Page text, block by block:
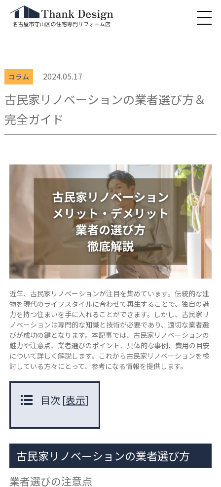
コラム 2024.05.17
古民家リノベーションの業者選び方＆
完全ガイド
近年、古民家リノベーションが注目を集めています。伝統的な建
物を現代のライフスタイルに合わせて再生することで、独自の魅
力を持つ住まいを手に入れることができます。しかし、古民家リ
ノベーションは専門的な知識と技術が必要であり、適切な業者選
びが成功の鍵となります。本記事では、古民家リノベーションの
魅力や注意点、業者選びのポイント、具体的な事例、費用の目安
について詳しく解説します。これから古民家リノベーションを検
討している方々にとって、参考になる情報を提供します。
目次 [表示]
古民家リノベーションの業者選び方
業者選びの注意点